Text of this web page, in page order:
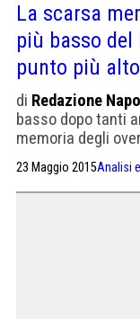
La scarsa
più basso del
punto più
di Redazione
basso dopo tanti
memoria degli
saltavano e
le innumerevoli
23 Maggio 2015Analisi